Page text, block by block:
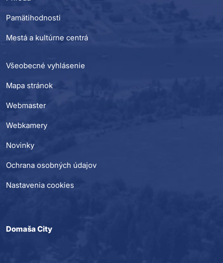
Pamätihodnosti
Mestá a kultúrne centrá
Všeobecné vyhlásenie
Mapa stránok
Webmaster
Webkamery
Novinky
Ochrana osobných údajov
Nastavenia cookies
Domaša City